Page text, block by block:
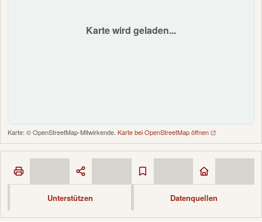
Karte wird geladen...
Karte: © OpenStreetMap-Mitwirkende. Karte bei OpenStreetMap öffnen
Unterstützen Datenquellen